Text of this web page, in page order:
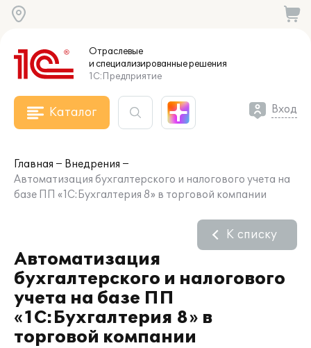
Отраслевые
и специализированныерешения
1С:Предприятие
Каталог Вход
Главная
Внедрения
Автоматизация бухгалтерского и налогового учета на
базе ПП «1С:Бухгалтерия 8» в торговой компании
Автоматизация
бухгалтерского и налогового
учета на базе ПП
«1С:Бухгалтерия 8» в
торговой компании
К списку